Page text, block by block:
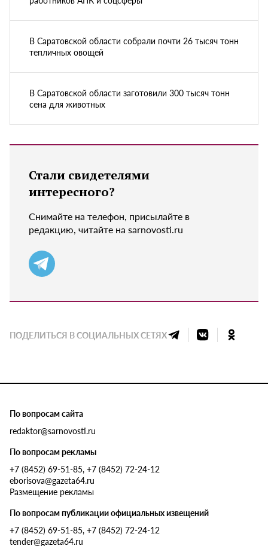
В Саратовской области собрали почти 26 тысяч тонн
тепличных овощей
В Саратовской области заготовили 300 тысяч тонн
сена для животных
Стали свидетелями
интересного?
Снимайте на телефон, присылайте в
редакцию, читайте на sarnovosti.ru
ПОДЕЛИТЬСЯ В СОЦИАЛЬНЫХ СЕТЯХ
По вопросам сайта
redaktor@sarnovosti.ru
По вопросам рекламы
+7 (8452) 69-51-85, +7 (8452) 72-24-12
eborisova@gazeta64.ru
Размещение рекламы
По вопросам публикации официальных извещений
+7 (8452) 69-51-85, +7 (8452) 72-24-12
tender@gazeta64.ru